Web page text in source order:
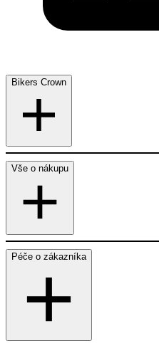
Bikers Crown
Vše o nákupu
Péče o zákazníka